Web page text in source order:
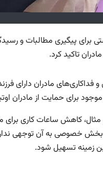
پیگیری مطالبات و
تاکید کرد.
مادران دارای
برای حمایت از مادران
مثال، کاهش ساعات کاری برای
بخش خصوصی به آن توجهی
زمینه تسهیل شود.